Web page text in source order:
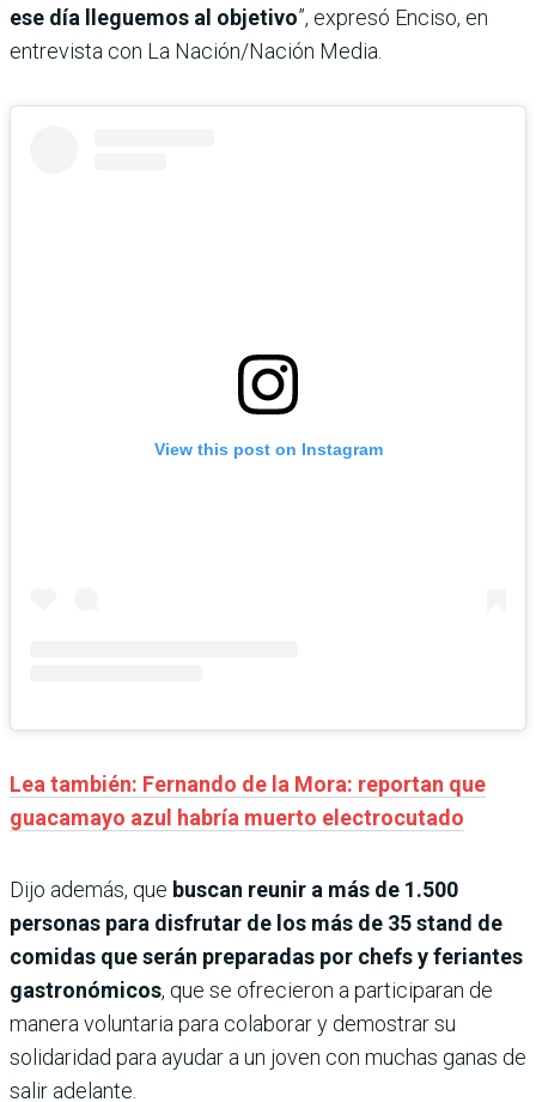
ese día lleguemos al objetivo”, expresó Enciso, en
entrevista con La Nación/Nación Media.
View this post on Instagram
Lea también: Fernando de la Mora: reportan que
guacamayo azul habría muerto electrocutado
Dijo además, que buscan reunir a más de 1.500
personas para disfrutar de los más de 35 stand de
comidas que serán preparadas por chefs y feriantes
gastronómicos, que se ofrecieron a participaran de
manera voluntaria para colaborar y demostrar su
solidaridad para ayudar a un joven con muchas ganas de
salir adelante.